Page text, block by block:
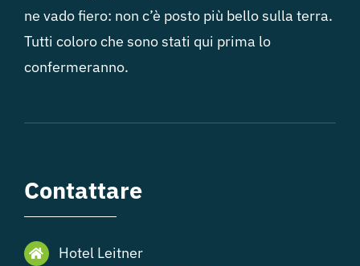
ne vado fiero: non c’è posto più bello sulla terra.
Tutti coloro che sono stati qui prima lo
confermeranno.
Contattare
Hotel Leitner